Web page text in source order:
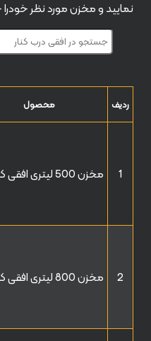
نمایید و مخزن مورد نظر خودرا
ردیف محصول
1 مخزن 500 لیتری افقی کشیده
2 مخزن 800 لیتری افقی کشیده